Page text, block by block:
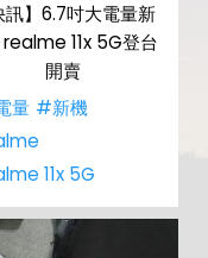
訊】6.7吋大電量新
11x 5G登台
開賣
量 #新機
11x 5G